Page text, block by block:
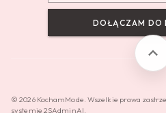
DOŁĄCZAM DO
© 2026 KochamMode. Wszelkie prawa
systemie 2SAdminAI.